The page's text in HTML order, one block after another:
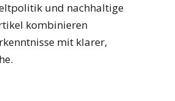
und nachhaltige
kombinieren
mit klarer,